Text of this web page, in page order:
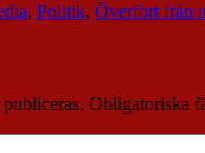
, Politik, Överfört från
Obligatoriska